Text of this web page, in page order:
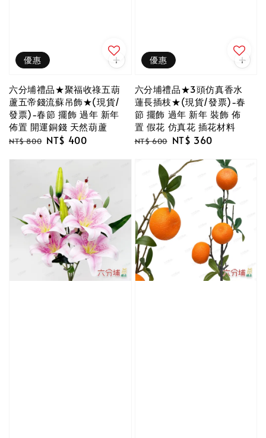
優惠
六分埔禮品★聚福收祿五葫
蘆五帝錢流蘇吊飾★(現貨/
發票)-春節 擺飾 過年 新年
佈置 開運銅錢 天然葫蘆
Regular
NT$ 800 Sale
NT$ 400
優惠
六分埔禮品★3頭仿真香水
蓮長插枝★(現貨/發票)-春
節 擺飾 過年 新年 裝飾 佈
置 假花 仿真花 插花材料
Regular
NT$ 600 Sale
NT$ 360